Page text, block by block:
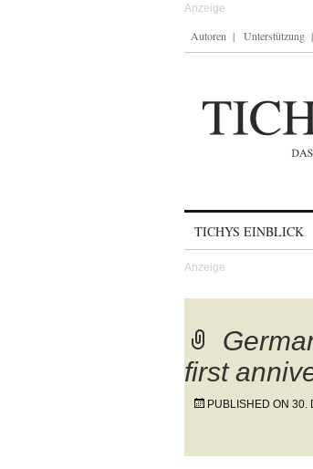
Autoren Unterstützung
TICHYS EINBLICK
first
PUBLISHED ON 30.